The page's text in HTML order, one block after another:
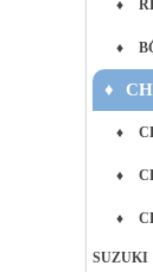
♦
♦
♦
♦
♦
♦
SUZUKI